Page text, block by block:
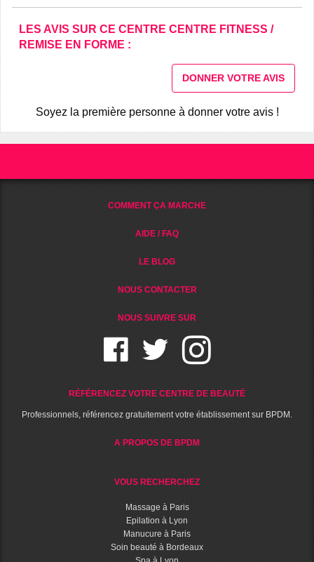
LES AVIS SUR CE CENTRE CENTRE FITNESS /
REMISE EN FORME :
DONNER VOTRE AVIS
Soyez la première personne à donner votre avis !
COMMENT ÇA MARCHE
AIDE / FAQ
LE BLOG
NOUS CONTACTER
NOUS SUIVRE SUR
RÉFÉRENCEZ VOTRE CENTRE DE BEAUTÉ
Professionnels, référencez gratuitement votre établissement sur BPDM.
A PROPOS DE BPDM
VOUS RECHERCHEZ
Massage à Paris
Epilation à Lyon
Manucure à Paris
Soin beauté à Bordeaux